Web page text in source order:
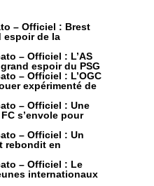
– Officiel : Brest
espoir de la
– Officiel : L’AS
espoir du PSG
– Officiel : L’OGC
expérimenté de
– Officiel : Une
s’envole pour
– Officiel : Un
rebondit en
– Officiel : Le
internationaux